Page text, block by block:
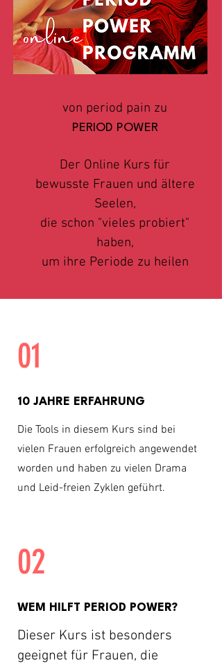
von period pain zu
PERIOD POWER
Der Online Kurs für
bewusste Frauen und ältere
Seelen,
die schon "vieles probiert"
haben,
um ihre Periode zu heilen
01
10 JAHRE ERFAHRUNG
Die Tools in diesem Kurs sind bei
vielen Frauen erfolgreich angewendet
worden und haben zu vielen Drama
und Leid-freien Zyklen geführt.
02
WEM HILFT PERIOD POWER?
Dieser Kurs ist besonders
geeignet für Frauen, die